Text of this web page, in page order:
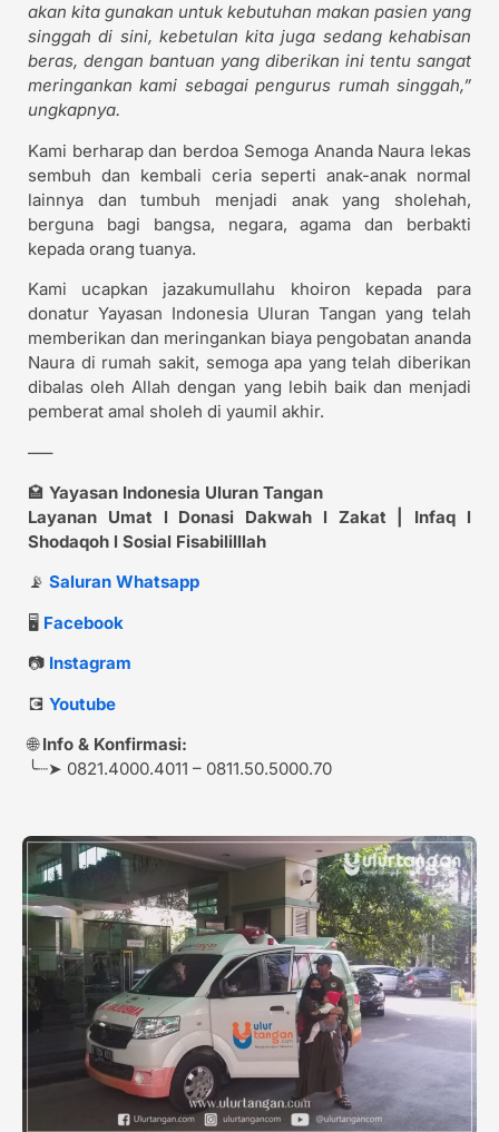
akan kita gunakan untuk kebutuhan makan pasien yang
singgah di sini, kebetulan kita juga sedang kehabisan
beras, dengan bantuan yang diberikan ini tentu sangat
meringankan kami sebagai pengurus rumah singgah,”
ungkapnya.
Kami berharap dan berdoa Semoga Ananda Naura lekas
sembuh dan kembali ceria seperti anak-anak normal
lainnya dan tumbuh menjadi anak yang sholehah,
berguna bagi bangsa, negara, agama dan berbakti
kepada orang tuanya.
Kami ucapkan jazakumullahu khoiron kepada para
donatur Yayasan Indonesia Uluran Tangan yang telah
memberikan dan meringankan biaya pengobatan ananda
Naura di rumah sakit, semoga apa yang telah diberikan
dibalas oleh Allah dengan yang lebih baik dan menjadi
pemberat amal sholeh di yaumil akhir.
—–
🏩 Yayasan Indonesia Uluran Tangan
Layanan Umat l Donasi Dakwah l Zakat | Infaq l
Shodaqoh l Sosial Fisabililllah
📡 Saluran Whatsapp
🖥️ Facebook
📷 Instagram
💽 Youtube
🌐Info & Konfirmasi:
╰┈➤ 0821.4000.4011 – 0811.50.5000.70